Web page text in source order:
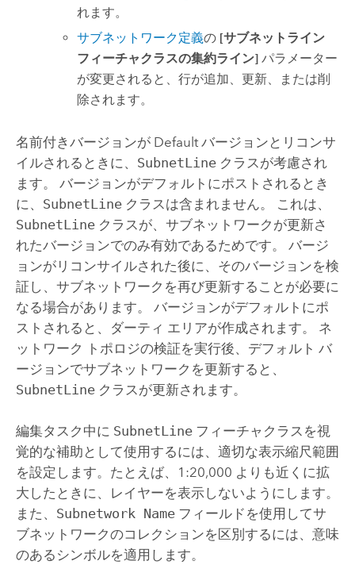
れます。
サブネットワーク定義の [サブネットライン
フィーチャクラスの集約ライン] パラメーター
が変更されると、行が追加、更新、または削
除されます。
名前付きバージョンが Default バージョンとリコンサ
イルされるときに、 SubnetLineクラスが考慮され
ます。 バージョンがデフォルトにポストされるとき
に、 SubnetLineクラスは含まれません。 これは、
SubnetLineクラスが、サブネットワークが更新さ
れたバージョンでのみ有効であるためです。 バージ
ョンがリコンサイルされた後に、そのバージョンを検
証し、サブネットワークを再び更新することが必要に
なる場合があります。 バージョンがデフォルトにポ
ストされると、ダーティ エリアが作成されます。 ネ
ットワーク トポロジの検証を実行後、デフォルト バ
ージョンでサブネットワークを更新すると、
SubnetLineクラスが更新されます。
編集タスク中に SubnetLineフィーチャクラスを視
覚的な補助として使用するには、適切な表示縮尺範囲
を設定します。たとえば、1:20,000 よりも近くに拡
大したときに、レイヤーを表示しないようにします。
また、 Subnetwork Nameフィールドを使用してサ
ブネットワークのコレクションを区別するには、意味
のあるシンボルを適用します。